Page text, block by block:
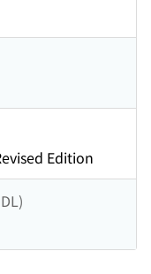
Edition